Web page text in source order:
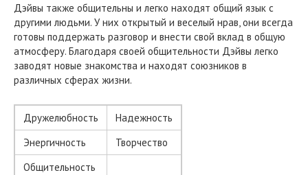
Дэйвы также общительны и легко находят общий язык с
другими людьми. У них открытый и веселый нрав, они всегда
готовы поддержать разговор и внести свой вклад в общую
атмосферу. Благодаря своей общительности Дэйвы легко
заводят новые знакомства и находят союзников в
различных сферах жизни.
Дружелюбность
Надежность
Энергичность
Творчество
Общительность